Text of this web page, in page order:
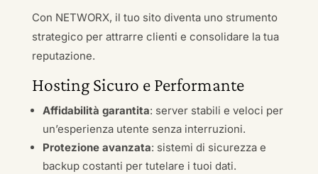
Con NETWORX, il tuo sito diventa uno strumento
strategico per attrarre clienti e consolidare la tua
reputazione.
Hosting Sicuro e Performante
Affidabilità garantita: server stabili e veloci per
un’esperienza utente senza interruzioni.
Protezione avanzata: sistemi di sicurezza e
backup costanti per tutelare i tuoi dati.